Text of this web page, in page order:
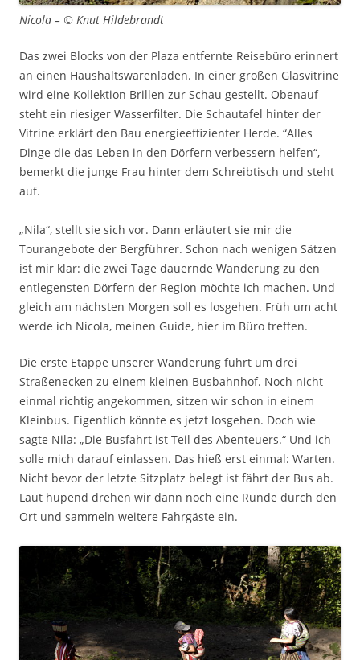
Nicola – © Knut Hildebrandt
Das zwei Blocks von der Plaza entfernte Reisebüro erinnert
an einen Haushaltswarenladen. In einer großen Glasvitrine
wird eine Kollektion Brillen zur Schau gestellt. Obenauf
steht ein riesiger Wasserfilter. Die Schautafel hinter der
Vitrine erklärt den Bau energieeffizienter Herde. “Alles
Dinge die das Leben in den Dörfern verbessern helfen“,
bemerkt die junge Frau hinter dem Schreibtisch und steht
auf.
„Nila“, stellt sie sich vor. Dann erläutert sie mir die
Tourangebote der Bergführer. Schon nach wenigen Sätzen
ist mir klar: die zwei Tage dauernde Wanderung zu den
entlegensten Dörfern der Region möchte ich machen. Und
gleich am nächsten Morgen soll es losgehen. Früh um acht
werde ich Nicola, meinen Guide, hier im Büro treffen.
Die erste Etappe unserer Wanderung führt um drei
Straßenecken zu einem kleinen Busbahnhof. Noch nicht
einmal richtig angekommen, sitzen wir schon in einem
Kleinbus. Eigentlich könnte es jetzt losgehen. Doch wie
sagte Nila: „Die Busfahrt ist Teil des Abenteuers.“ Und ich
solle mich darauf einlassen. Das hieß erst einmal: Warten.
Nicht bevor der letzte Sitzplatz belegt ist fährt der Bus ab.
Laut hupend drehen wir dann noch eine Runde durch den
Ort und sammeln weitere Fahrgäste ein.